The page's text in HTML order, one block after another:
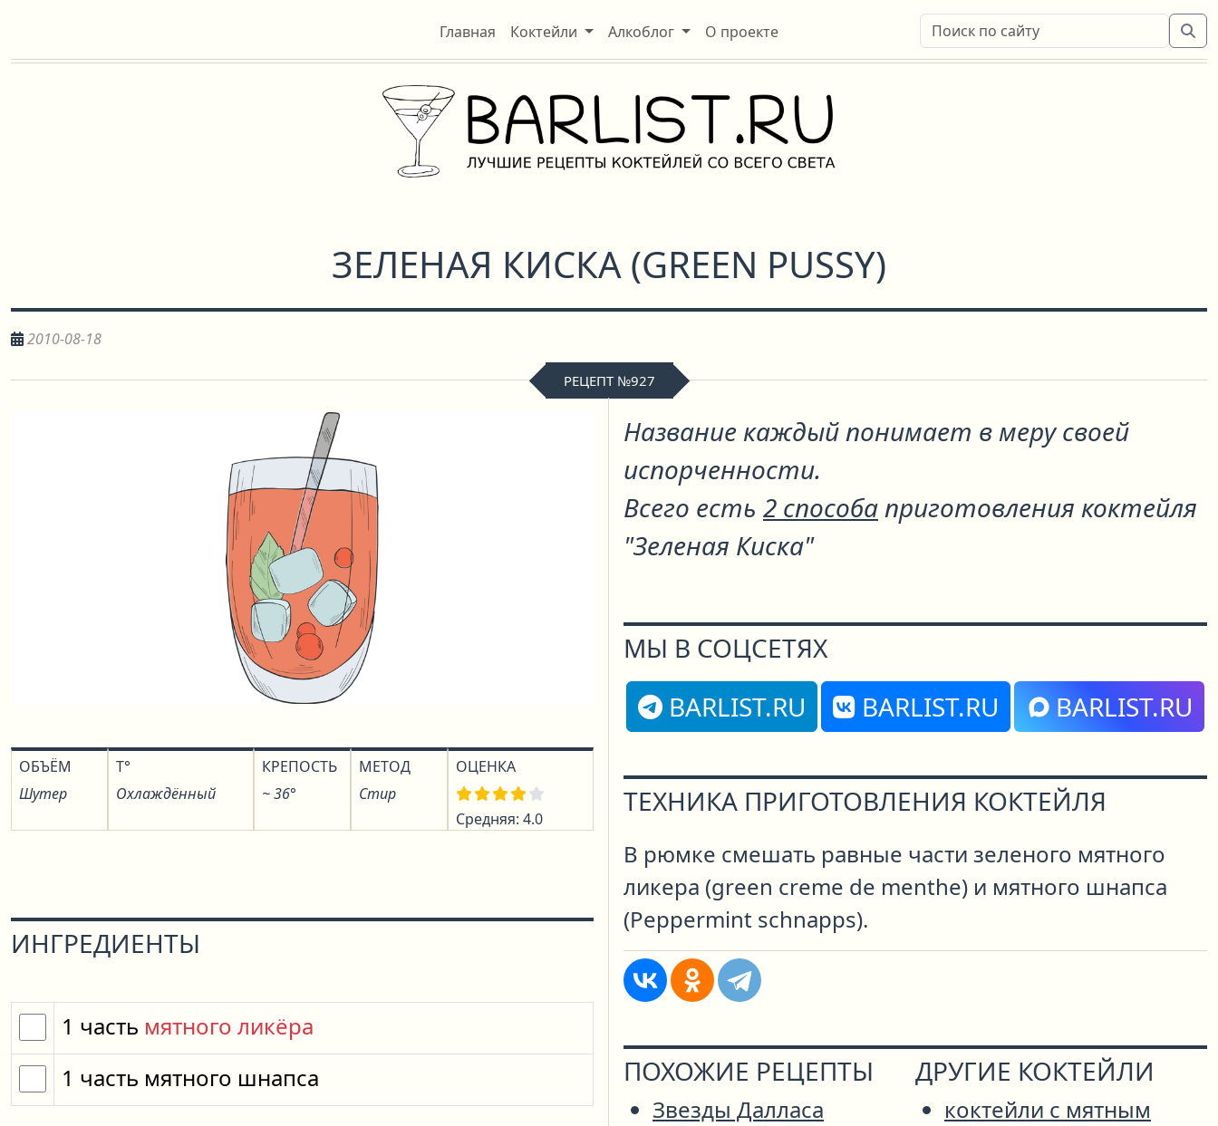
Главная Коктейли Алкоблог О проекте
ЗЕЛЕНАЯ КИСКА (GREEN PUSSY)
2010-08-18
РЕЦЕПТ №927
ОБЪЁМ
Шутер
T°
Охлаждённый
КРЕПОСТЬ
~ 36°
МЕТОД
Стир
ОЦЕНКА
Средняя: 4.0
ИНГРЕДИЕНТЫ
1 часть мятного ликёра
1 часть мятного шнапса
Название каждый понимает в меру своей
испорченности.
Всего есть 2 способаприготовления коктейля
"Зеленая Киска"
МЫ В СОЦСЕТЯХ
BARLIST.RU
BARLIST.RU BARLIST.RU
ТЕХНИКА ПРИГОТОВЛЕНИЯ КОКТЕЙЛЯ
В рюмке смешать равные части зеленого мятного
ликера (green creme de menthe) и мятного шнапса
(Peppermint schnapps).
ПОХОЖИЕ РЕЦЕПТЫ
Звезды Далласа
ДРУГИЕ КОКТЕЙЛИ
коктейли с мятным